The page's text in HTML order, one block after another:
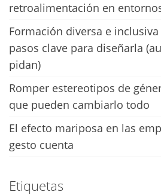
retroalimentación en
Formación diversa e
pasos clave para diseñarla
pidan)
Romper estereotipos de
que pueden cambiarlo todo
El efecto mariposa en las
gesto cuenta
Etiquetas